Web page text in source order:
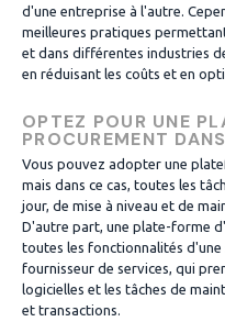
d'une entreprise à l'autre.
meilleures pratiques
et dans différentes industries
en réduisant les coûts et en
OPTEZ POUR UNE
PROCUREMENT
Vous pouvez adopter une
mais dans ce cas, toutes les
jour, de mise à niveau et de
D'autre part, une plate-forme
toutes les fonctionnalités
fournisseur de services, qui
logicielles et les tâches de
et transactions.